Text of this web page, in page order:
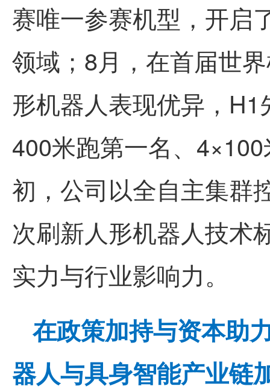
赛唯一参赛机型，开启
领域；8月，在首届世
形机器人表现优异，
400米跑第一名、
初，公司以全自主集群
次刷新人形机器人技术
实力与行业影响力。
在政策加持与资本助
器人与具身智能产业链